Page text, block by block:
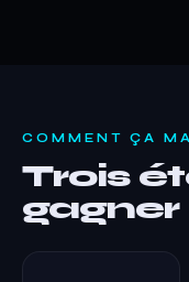
COMMENT ÇA
Trois
gagner